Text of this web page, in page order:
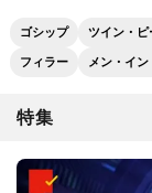
ゴシップ ツイン・ピ
フィラー メン・イ
特集